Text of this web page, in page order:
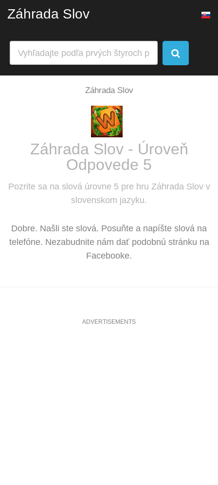
Záhrada Slov
Záhrada Slov
Záhrada Slov - Úroveň
Odpovede 5
Pozrite sa na slová úrovne 5 pre hru Záhrada Slov v
slovenskom jazyku.
Dobre. Našli ste slová. Posuňte a napíšte slová na
telefóne. Nezabudnite nám dať podobnú stránku na
Facebooke.
ADVERTISEMENTS